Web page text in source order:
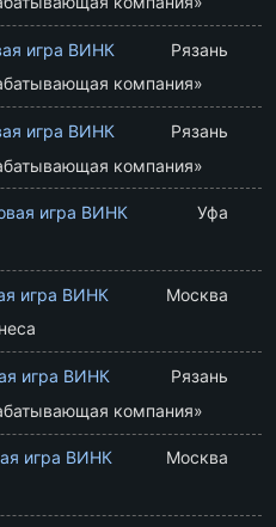
игра ВИНК
Рязань
компания»
игра ВИНК
Рязань
компания»
игра ВИНК
Уфа
игра ВИНК
Москва
игра ВИНК
Рязань
компания»
игра ВИНК
Москва